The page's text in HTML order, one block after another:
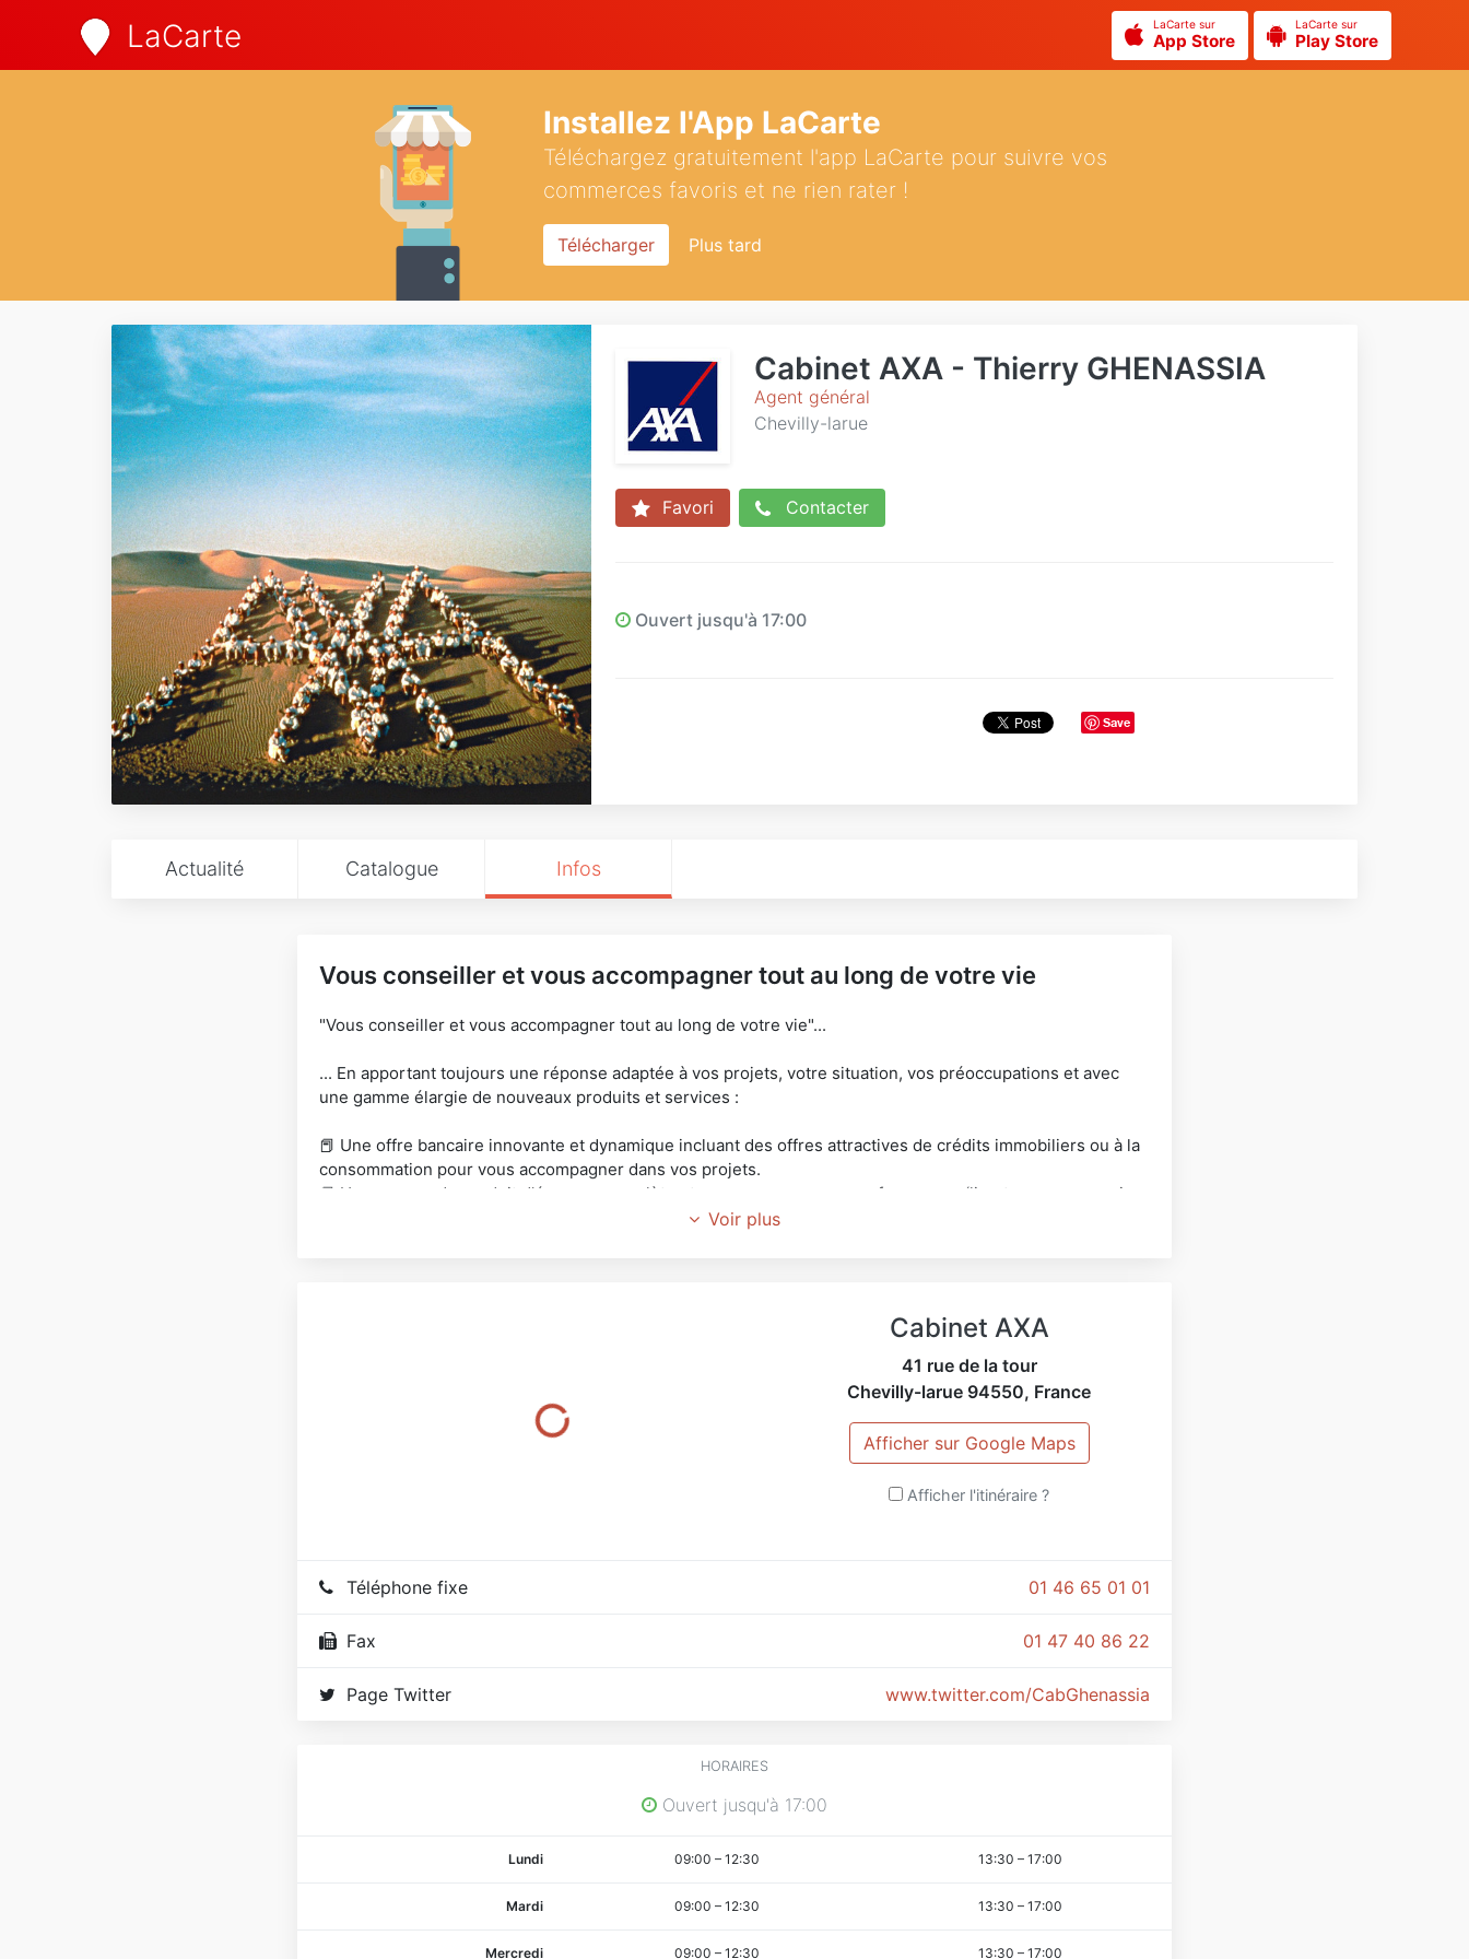
LaCarte LaCarte sur
App Store
LaCarte sur
Play Store
Installez l'App LaCarte
Téléchargez gratuitement l'app LaCarte pour suivre vos
commerces favoris et ne rien rater !
Télécharger Plus tard
Cabinet AXA - Thierry GHENASSIA
Agent général
Chevilly-larue
Favori Contacter
Ouvert jusqu'à 17:00
Save
Actualité Catalogue Infos
Vous conseiller et vous accompagner tout au long de votre vie
"Vous conseiller et vous accompagner tout au long de votre vie"...
... En apportant toujours une réponse adaptée à vos projets, votre situation, vos préoccupations et avec
une gamme élargie de nouveaux produits et services :
📕 Une offre bancaire innovante et dynamique incluant des offres attractives de crédits immobiliers ou à la
consommation pour vous accompagner dans vos projets.
📕 Une gamme de produit d'épargne complète et reconnue pour ses performances (livrets, assurance vie,
gestion privée) afin de gérer, protéger et faire fructifier votre patrimoine.
📕 Une protection de toute votre famille (prévoyance, garantie des accidents de la vie, dépendance, santé)
Voir plus
Cabinet AXA
41 rue de la tour
Chevilly-larue 94550, France
Afficher sur Google Maps
Afficher l'itinéraire ?
01 46 65 01 01
Téléphone fixe
01 47 40 86 22
Fax
www.twitter.com/CabGhenassia
Page Twitter
HORAIRES
Ouvert jusqu'à 17:00
Lundi 09:00 – 12:30 13:30 – 17:00
Mardi 09:00 – 12:30 13:30 – 17:00
Mercredi 09:00 – 12:30 13:30 – 17:00